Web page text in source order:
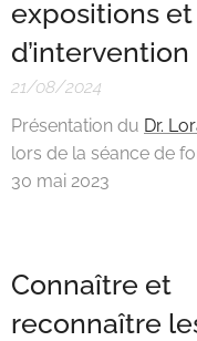
expositions
d’intervention
21/08/2024
Présentation du Dr.
lors de la séance de
30 mai 2023
Connaître et
reconnaître